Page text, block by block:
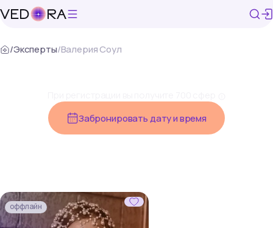
/Эксперты/Валерия Соул
Забронировать дату и время
оффлайн